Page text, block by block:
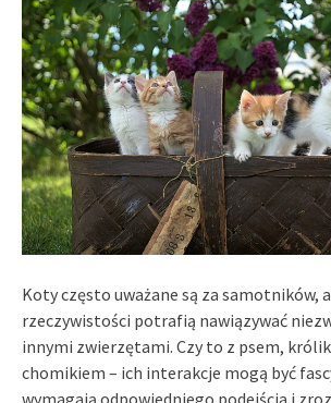
Koty często uważane są za samotników,
rzeczywistości potrafią nawiązywać
innymi zwierzętami. Czy to z psem,
chomikiem – ich interakcje mogą być
wymagają odpowiedniego podejścia i